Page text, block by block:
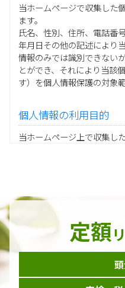
当ホームページで収集した
ます。
氏名、性別、住所、電話番
年月日その他の記述により
情報のみでは識別できない
とができ、それにより当該
す）を個人情報保護の対象
個人情報の利用目的
当ホームページ上で収集し
当グループの業務に従事
当グループ内で共同利
ダイレクトメール等を
などの意見・情報の調査
定額